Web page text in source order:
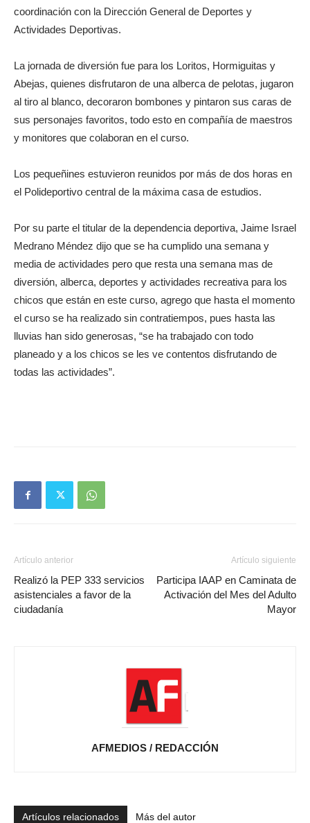
coordinación con la Dirección General de Deportes y
Actividades Deportivas.
La jornada de diversión fue para los Loritos, Hormiguitas y
Abejas, quienes disfrutaron de una alberca de pelotas, jugaron
al tiro al blanco, decoraron bombones y pintaron sus caras de
sus personajes favoritos, todo esto en compañía de maestros
y monitores que colaboran en el curso.
Los pequeñines estuvieron reunidos por más de dos horas en
el Polideportivo central de la máxima casa de estudios.
Por su parte el titular de la dependencia deportiva, Jaime Israel
Medrano Méndez dijo que se ha cumplido una semana y
media de actividades pero que resta una semana mas de
diversión, alberca, deportes y actividades recreativa para los
chicos que están en este curso, agrego que hasta el momento
el curso se ha realizado sin contratiempos, pues hasta las
lluvias han sido generosas, “se ha trabajado con todo
planeado y a los chicos se les ve contentos disfrutando de
todas las actividades”.
Artículo anterior
Realizó la PEP 333 servicios
asistenciales a favor de la
ciudadanía
Artículo siguiente
Participa IAAP en Caminata de
Activación del Mes del Adulto
Mayor
AFMEDIOS / REDACCIÓN
Artículos relacionados Más del autor